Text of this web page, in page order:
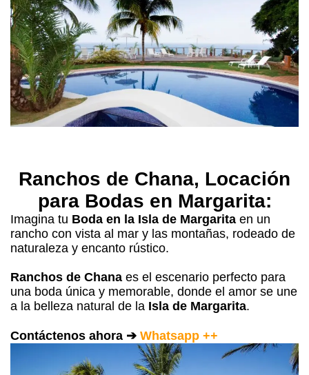
Ranchos de Chana, Locación
para Bodas en Margarita:
Imagina tu Boda en la Isla de Margarita en un
rancho con vista al mar y las montañas, rodeado de
naturaleza y encanto rústico.
Ranchos de Chana es el escenario perfecto para
una boda única y memorable, donde el amor se une
a la belleza natural de la Isla de Margarita.
Contáctenos ahora ➔ Whatsapp ++